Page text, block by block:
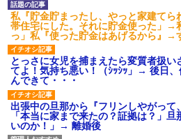
【愕然】白のクラウン俺氏、
高速道路左車線を制限速度で走
った結果wwwwwwwwwwww
百年の恋12-899 食べた量を
張り合ってくる
【悲報】佐藤輝明・・・２軍
でも盛大にやらかす←あまり悲
しませないでくれ
私『貯金貯まったし、やっと家建てら
帯住宅にした。それに貯金使った」→
っ」私『使った貯金はあげるから』
とっさに女児を捕まえたら変質者扱い
てよ！気持ち悪い！（ｼｯｼｯ」→ 後日
んできて・・・
出張中の旦那から『フリンしやがって
「本当に家まで来たの？証拠は？」
いのか！」→ 離婚後